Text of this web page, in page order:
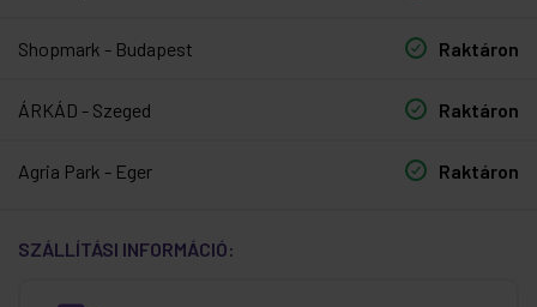
Shopmark - Budapest Raktáron
ÁRKÁD - Szeged Raktáron
Agria Park - Eger Raktáron
SZÁLLÍTÁSI INFORMÁCIÓ: